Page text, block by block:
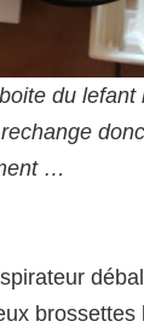
du lefant
…
brossettes